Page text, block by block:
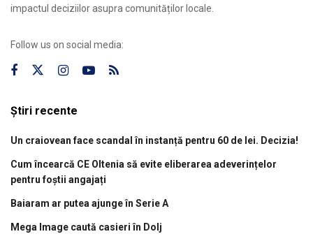
impactul deciziilor asupra comunităților locale.
Follow us on social media:
Știri recente
Un craiovean face scandal în instanță pentru 60 de lei. Decizia!
Cum încearcă CE Oltenia să evite eliberarea adeverințelor
pentru foștii angajați
Baiaram ar putea ajunge în Serie A
Mega Image caută casieri în Dolj